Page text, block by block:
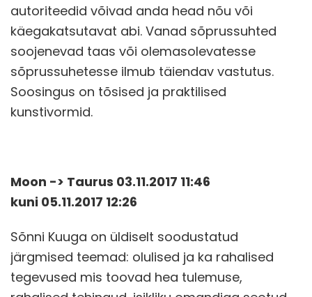
autoriteedid võivad anda head nõu või
käegakatsutavat abi. Vanad sõprussuhted
soojenevad taas või olemasolevatesse
sõprussuhetesse ilmub täiendav vastutus.
Soosingus on tõsised ja praktilised
kunstivormid.
Moon -> Taurus 03.11.2017 11:46
kuni 05.11.2017 12:26
Sõnni Kuuga on üldiselt soodustatud
järgmised teemad: olulised ja ka rahalised
tegevused mis toovad hea tulemuse,